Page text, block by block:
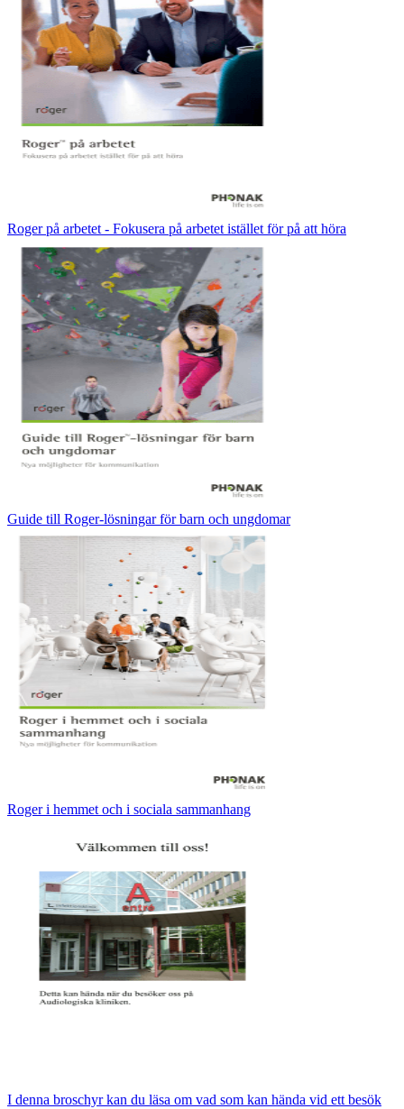
Roger på arbetet - Fokusera på arbetet istället för på att höra
Guide till Roger-lösningar för barn och ungdomar
Roger i hemmet och i sociala sammanhang
I denna broschyr kan du läsa om vad som kan hända vid ett besök